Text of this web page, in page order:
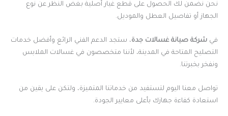
نحن نضمن لك الحصول على قطع غيار أصلية بغض النظر عن نوع
الجهاز أو تفاصيل العطل والموديل.
في شركة صيانة غسالات جدة، ستجد الدعم الفني الرائع وأفضل خدمات
التصليح المتاحة في المدينة، لأننا متخصصون في غسالات الملابس
ونفخر بخبرتنا.
تواصل معنا اليوم لتستفيد من خدماتنا المتميزة، ولتكن على يقين من
استعادة كفاءة جهازك بأعلى معايير الجودة.